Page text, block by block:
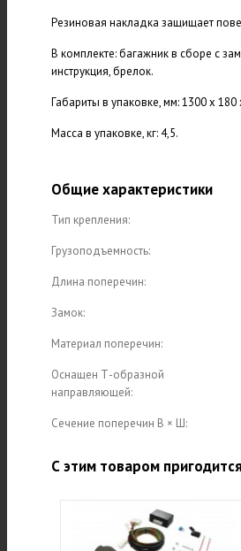
Резиновая накладка защищает
В комплекте: багажник в сборе с
инструкция, брелок.
Габариты в упаковке, мм: 1300 х 180
Масса в упаковке, кг: 4,5.
Общие характеристики
Тип крепления:
Грузоподъемность:
Длина поперечин:
Замок:
Материал поперечин:
Оснащен Т-образной
направляющей:
Сечение поперечин В × Ш:
С этим товаром пригодится